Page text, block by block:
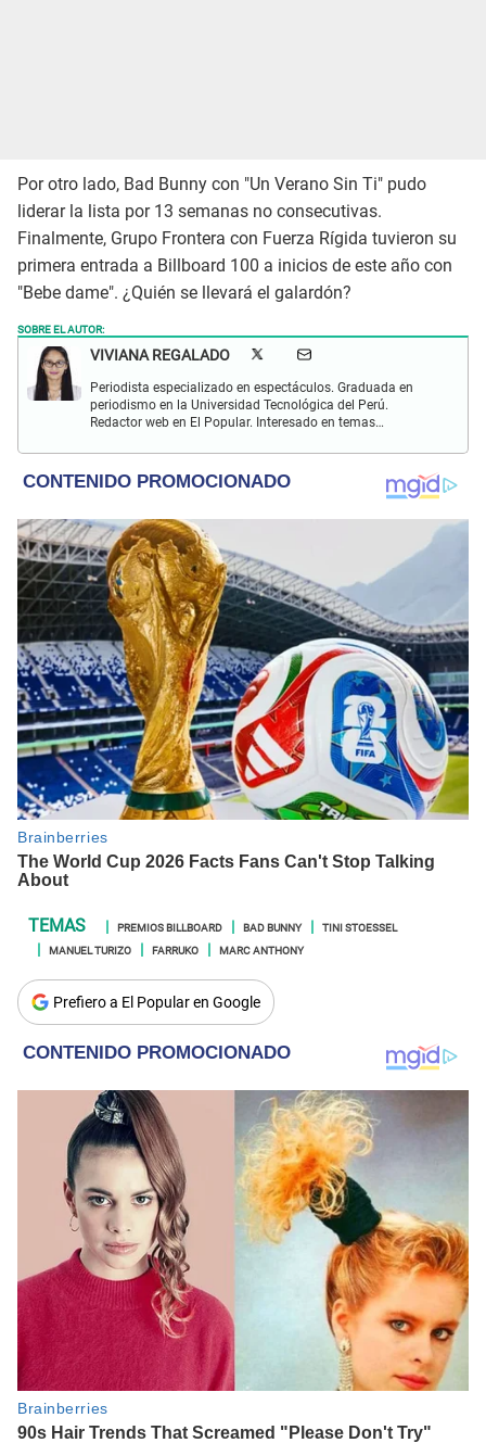
Por otro lado, Bad Bunny con "Un Verano Sin Ti" pudo
liderar la lista por 13 semanas no consecutivas.
Finalmente, Grupo Frontera con Fuerza Rígida tuvieron su
primera entrada a Billboard 100 a inicios de este año con
"Bebe dame". ¿Quién se llevará el galardón?
SOBRE EL AUTOR:
VIVIANA REGALADO
Periodista especializado en espectáculos. Graduada en
periodismo en la Universidad Tecnológica del Perú.
Redactor web en El Popular. Interesado en temas
y crónicas.
PREMIOS BILLBOARD BAD BUNNY
TINI STOESSEL
MANUEL TURIZO
FARRUKO MARC ANTHONY
Prefiero a El Popular en Google